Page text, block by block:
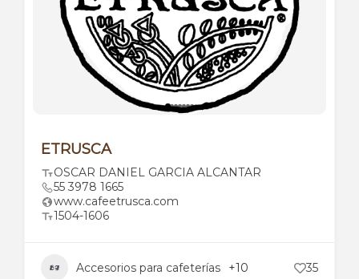
ETRUSCA
OSCAR DANIEL GARCIA ALCANTAR
55 3978 1665
www.cafeetrusca.com
1504-1606
Accesorios para cafeterías +10 35